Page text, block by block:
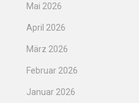
Mai 2026
April 2026
März 2026
Februar 2026
Januar 2026